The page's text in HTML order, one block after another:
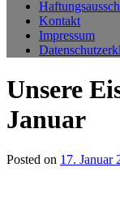
Kontakt
Impressum
Unsere
Januar
Posted on 17. Januar